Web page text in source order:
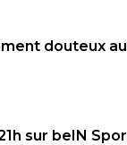
douteux au
sur beIN